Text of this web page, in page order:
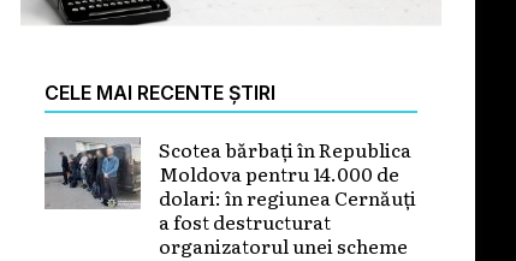
CELE MAI RECENTE ȘTIRI
Scotea bărbați în Republica
Moldova pentru 14.000 de
dolari: în regiunea Cernăuți
a fost destructurat
organizatorul unei scheme